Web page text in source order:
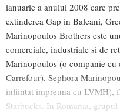
ianuarie a anului 2008 care
extinderea Gap in Balcani,
Marinopoulos Brothers este
comerciale, industriale si de
Marinopoulos (o companie
Carrefour), Sephora
infiintat impreuna cu LVMH),
Starbucks. In Romania,